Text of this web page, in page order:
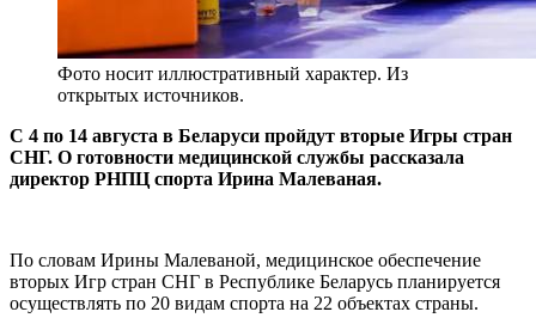
Фото носит иллюстративный характер. Из
открытых источников.
С 4 по 14 августа в Беларуси пройдут вторые Игры стран
СНГ. О готовности медицинской службы рассказала
директор РНПЦ спорта Ирина Малеваная.
По словам Ирины Малеваной, медицинское обеспечение
вторых Игр стран СНГ в Республике Беларусь планируется
осуществлять по 20 видам спорта на 22 объектах страны.